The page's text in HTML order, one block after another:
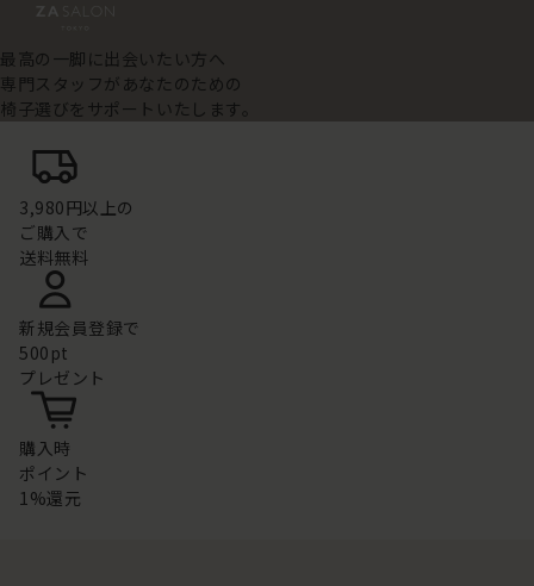
最高の一脚に出会いたい方へ
専門スタッフがあなたのための
椅子選びをサポートいたします。
3,980円以上の
ご購入で
送料無料
新規会員登録で
500pt
プレゼント
購入時
ポイント
1%還元